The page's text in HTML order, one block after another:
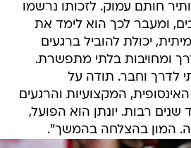
חותם עמוק. לזכותו נרשמו
ומעבר לכך הוא לימד את
יכולת להוביל ברגעים
ומחויבות בלתי מתפשרת.
לדרך וחבר. תודה על
המקצועיות והרגעים
שנים רבות. יונתן הוא הפועל,
המון בהצלחה בהמשך".